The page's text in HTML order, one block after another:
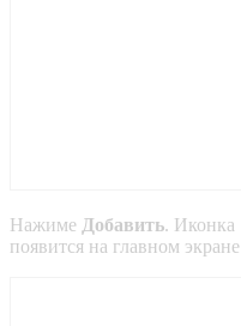
Нажиме Добавить. Иконка
появится на главном экране